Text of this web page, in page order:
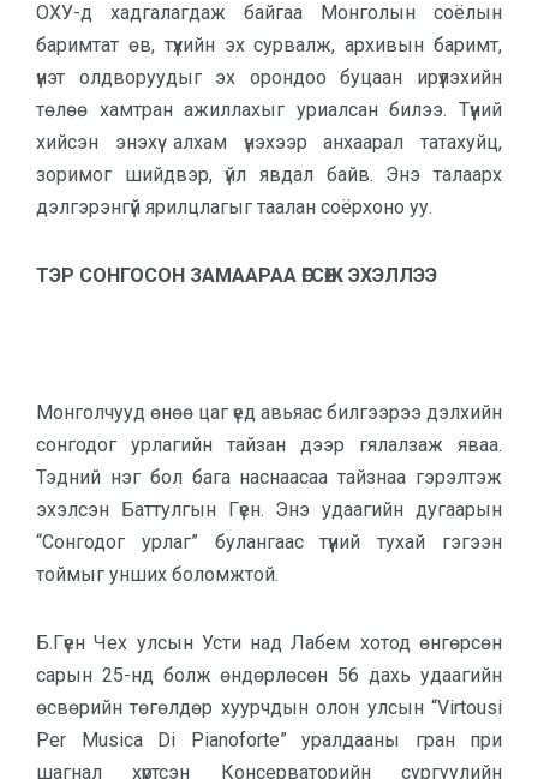
ОХУ-д хадгалагдаж байгаа Монголын соёлын
баримтат өв, түүхийн эх сурвалж, архивын баримт,
үнэт олдворуудыг эх орондоо буцаан ирүүлэхийн
төлөө хамтран ажиллахыг уриалсан билээ. Түүний
хийсэн энэхүү алхам үнэхээр анхаарал татахуйц,
зоримог шийдвэр, үйл явдал байв. Энэ талаарх
дэлгэрэнгүй ярилцлагыг таалан соёрхоно уу.
ТЭР СОНГОСОН ЗАМААРАА ӨГСӨЖ ЭХЭЛЛЭЭ
Монголчууд өнөө цаг үед авьяас билгээрээ дэлхийн
сонгодог урлагийн тайзан дээр гялалзаж яваа.
Тэдний нэг бол бага наснаасаа тайзнаа гэрэлтэж
эхэлсэн Баттулгын Гүен. Энэ удаагийн дугаарын
“Сонгодог урлаг” булангаас түүний тухай гэгээн
тоймыг унших боломжтой.
Б.Гүен Чех улсын Усти над Лабем хотод өнгөрсөн
сарын 25-нд болж өндөрлөсөн 56 дахь удаагийн
өсвөрийн төгөлдөр хуурчдын олон улсын “Virtousi
Per Musica Di Pianoforte” уралдааны гран при
шагнал хүртсэн Консерваторийн сургуулийн